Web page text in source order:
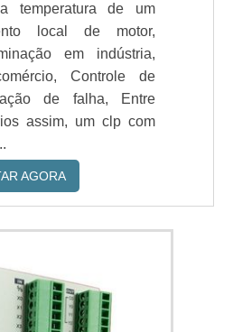
temperatura de um
local de motor,
em indústria,
Controle de
de falha, Entre
assim, um clp com
AGORA